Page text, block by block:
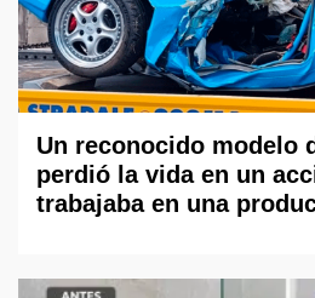
Un reconocido modelo
perdió la vida en un
trabajaba en una